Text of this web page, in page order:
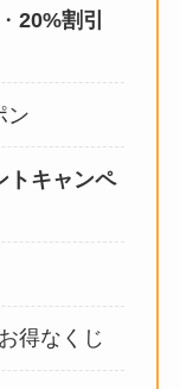
20%割引
ン
トキャンペ
お得なくじ